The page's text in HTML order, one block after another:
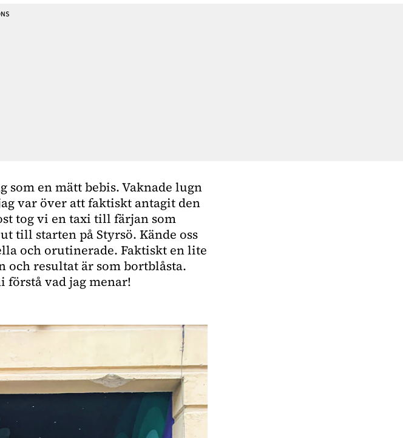
som en mätt bebis. Vaknade lugn
var över att faktiskt antagit den
tog vi en taxi till färjan som
till starten på Styrsö. Kände oss
och orutinerade. Faktiskt en lite
och resultat är som bortblåsta.
förstå vad jag menar!